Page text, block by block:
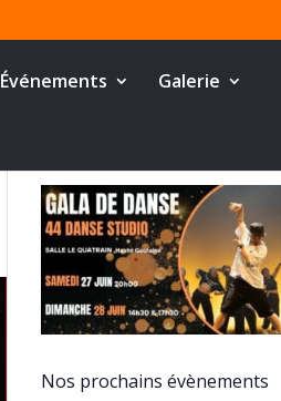
Événements
Galerie
Nos prochains évènements